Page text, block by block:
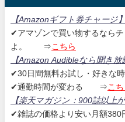
【Amazonギフト券チャージ 】
✔アマゾンで買い物するなら
よ。
⇒ こちら
【Amazon Audibleなら聞き放
✔30日間無料お試し・好きな時
✔通勤時間が変わる ⇒ こち
【楽天マガジン： 900誌以上
✔雑誌の価格より安い月額380